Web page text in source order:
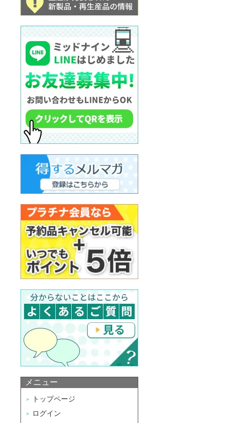
メニュー
トップページ
ログイン